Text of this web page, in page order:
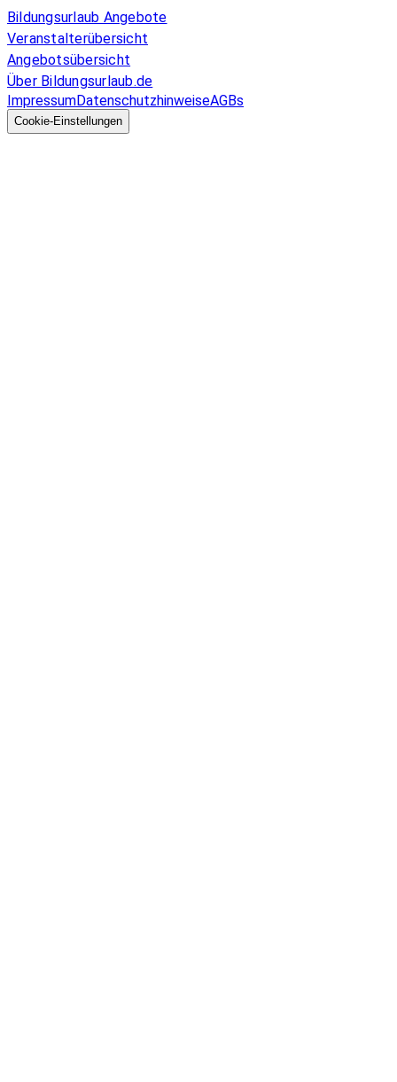
Bildungsurlaub Angebote
Veranstalterübersicht
Angebotsübersicht
Über Bildungsurlaub.de
ImpressumDatenschutzhinweiseAGBs
Cookie-Einstellungen